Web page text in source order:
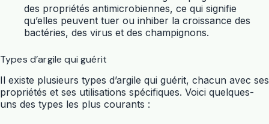
des propriétés antimicrobiennes, ce qui signifie
qu’elles peuvent tuer ou inhiber la croissance des
bactéries, des virus et des champignons.
Types d’argile qui guérit
Il existe plusieurs types d’argile qui guérit, chacun avec ses
propriétés et ses utilisations spécifiques. Voici quelques-
uns des types les plus courants :